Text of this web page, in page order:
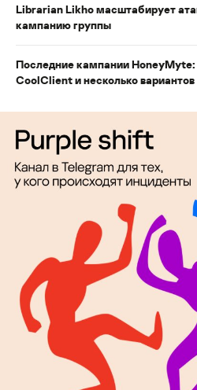
Librarian Likho масштабирует
кампанию группы
Последние кампании
CoolClient и несколько вариантов